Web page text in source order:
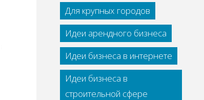
Для крупных городов
Идеи арендного бизнеса
Идеи бизнеса в интернете
Идеи бизнеса в
строительной сфере